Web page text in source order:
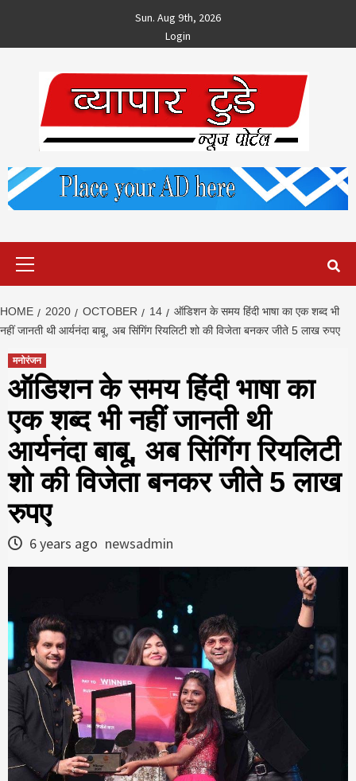
content
Sun. Aug 9th, 2026
Login
HOME 2020 OCTOBER 14
ऑडिशन के समय हिंदी भाषा का एक शब्द भी
नहीं जानती थी आर्यनंदा बाबू, अब सिंगिंग रियलिटी शो की विजेता बनकर जीते 5 लाख रुपए
मनोरंजन
ऑडिशन के समय हिंदी भाषा का
एक शब्द भी नहीं जानती थी
आर्यनंदा बाबू, अब सिंगिंग रियलिटी
शो की विजेता बनकर जीते 5 लाख
रुपए
6 years ago newsadmin